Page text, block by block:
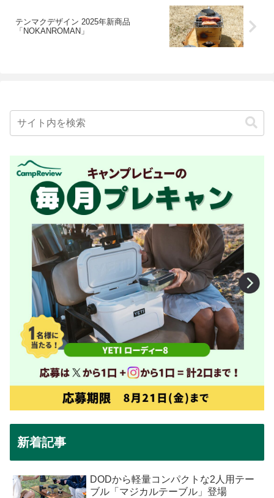
テンマクデザイン 2025年新商品
「NOKANROMAN」
新着記事
DODから軽量コンパクトな2人用テー
ブル「マジカルテーブル」登場